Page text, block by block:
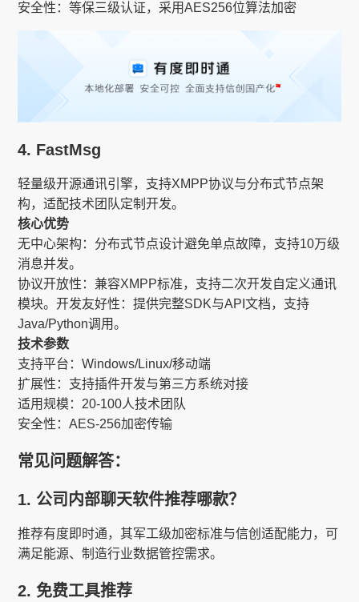
安全性：等保三级认证，采用AES256位算法加密
4. FastMsg​​
轻量级开源通讯引擎，支持XMPP协议与分布式节点架
构，适配技术团队定制开发。
核心优势​​
无中心架构​​：分布式节点设计避免单点故障，支持10万级
消息并发。
协议开放性​​：兼容XMPP标准，支持二次开发自定义通讯
模块。开发友好性​​：提供完整SDK与API文档，支持
Java/Python调用。
技术参数​​
支持平台：Windows/Linux/移动端
扩展性：支持插件开发与第三方系统对接
适用规模：20-100人技术团队
安全性：AES-256加密传输
​常见问题解答：​​
1. 公司内部聊天软件推荐哪款？​​
推荐​​有度即时通​​，其军工级加密标准与信创适配能力，可
满足能源、制造行业数据管控需求。
2. 免费工具推荐​​